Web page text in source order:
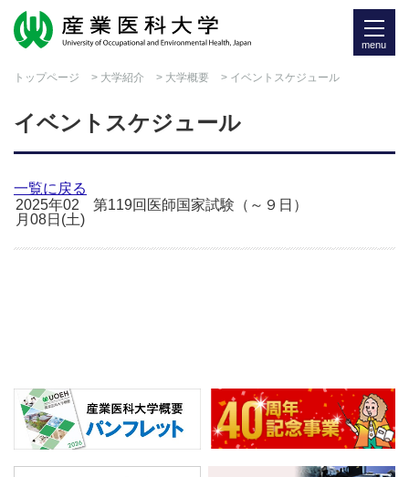
menu
トップページ > 大学紹介 > 大学概要 > イベントスケジュール
イベントスケジュール
一覧に戻る
2025年02
月08日(土)
第119回医師国家試験（～９日）